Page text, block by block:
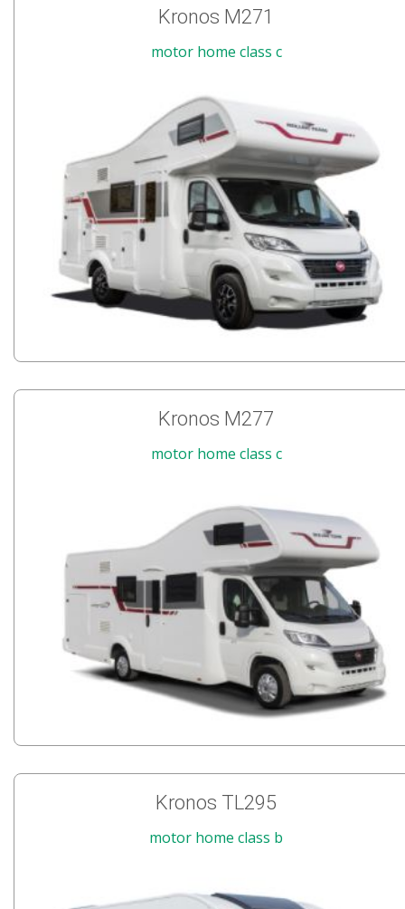
Kronos M271
motor home class c
Kronos M277
motor home class c
Kronos TL295
motor home class b